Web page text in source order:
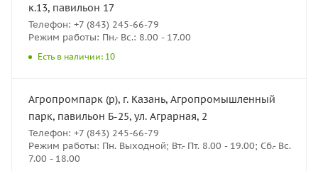
к.13, павильон 17
Телефон: +7 (843) 245-66-79
Режим работы: Пн.- Вс.: 8.00 - 17.00
Есть в наличии: 10
Агропромпарк (р), г. Казань, Агропромышленный
парк, павильон Б-25, ул. Аграрная, 2
Телефон: +7 (843) 245-66-79
Режим работы: Пн. Выходной; Вт.- Пт. 8.00 - 19.00; Сб.- Вс.
7.00 - 18.00